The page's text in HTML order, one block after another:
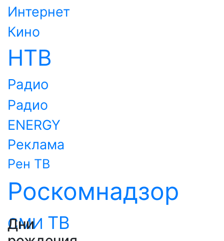
Интернет
Кино
НТВ
Радио
Радио
ENERGY
Реклама
Рен ТВ
Роскомнадзор
СМИ ТВ
Дни